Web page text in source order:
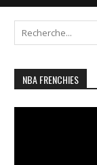
NBA FRENCHIES